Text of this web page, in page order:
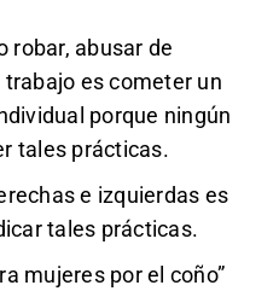
robar, abusar de
es cometer un
porque ningún
tales prácticas.
e izquierdas es
tales prácticas.
mujeres por el coño”